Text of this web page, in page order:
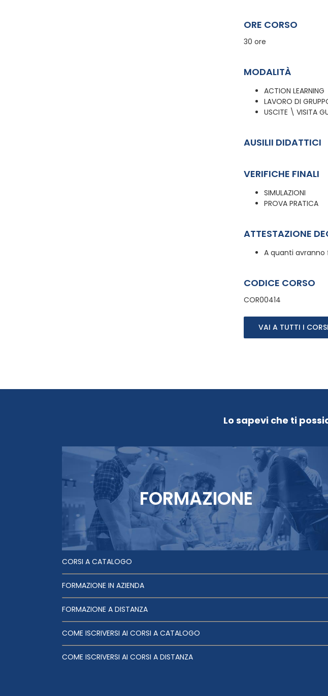
ORE CORSO
30 ore
MODALITÀ
ACTION LEARNING
LAVORO DI
USCITE \ VISITA
AUSILII DIDATTICI
VERIFICHE FINALI
SIMULAZIONI
PROVA PRATICA
ATTESTAZIONE
A quanti
CODICE CORSO
COR00414
VAI A TUTTI I CORSI
Lo sapevi che ti
FORMAZIONE
CORSI A CATALOGO
FORMAZIONE IN AZIENDA
FORMAZIONE A DISTANZA
COME ISCRIVERSI AI CORSI A CATALOGO
COME ISCRIVERSI AI CORSI A DISTANZA